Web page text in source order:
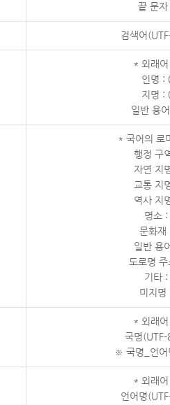
끝 문
검색어
* 외래어
인명 :
지명 :
일반 용
* 국어의 로
행정 구
자연 지
교통 지
역사 지
명소
문화재
일반 용
도로명
기타
미지
* 외래어
국명(UTF-
※ 국명_언어
* 외래어
언어명